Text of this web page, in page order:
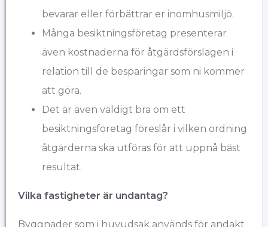
bevarar eller förbättrar er inomhusmiljö.
Många besiktningsföretag presenterar
även kostnaderna för åtgärdsförslagen i
relation till de besparingar som ni kommer
att göra.
Det är även väldigt bra om ett
besiktningsföretag föreslår i vilken ordning
åtgärderna ska utföras för att uppnå bäst
resultat.
Vilka fastigheter är undantag?
Byggnader som i huvudsak används för andakt